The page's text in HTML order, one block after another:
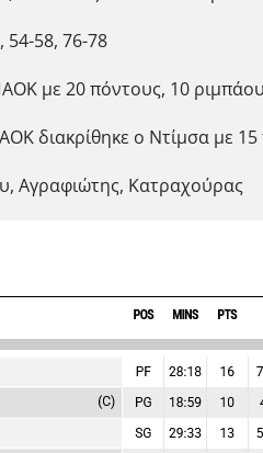
54-58, 76-78
με 20 πόντους, 10
διακρίθηκε ο Ντίμσα με 15
Αγραφιώτης, Κατραχούρας